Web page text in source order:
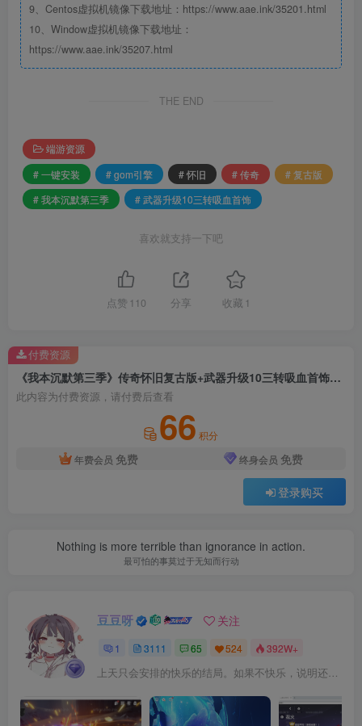
9、Centos虚拟机镜像下载地址：https://www.aae.ink/35201.html
10、Window虚拟机镜像下载地址：
https://www.aae.ink/35207.html
THE END
端游资源
# 一键安装
# gom引擎 # 怀旧 # 传奇
# 复古版
# 我本沉默第三季
# 武器升级10三转吸血首饰
喜欢就支持一下吧
点赞 110 分享 收藏 1
《我本沉默第三季》传奇怀旧复古版+武器升级10三转吸血首饰+一键安装+GOM引擎
此内容为付费资源，请付费后查看
66 积分
年费会员 免费 终身会员 免费
登录购买
付费资源
Nothing is more terrible than ignorance in action.
最可怕的事莫过于无知而行动
豆豆呀 关注
1 3111 65 524 392W+
上天只会安排的快乐的结局。如果不快乐，说明还不是最后结局